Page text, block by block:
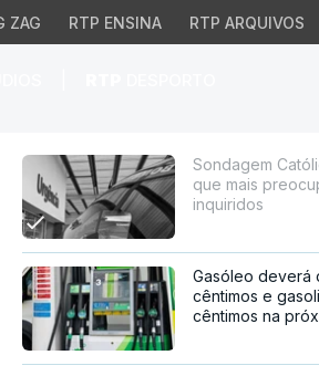
ZAG RTP ENSINA RTP ARQUIVOS
os
Sondagem
que mais
inquiridos
Gasóleo deverá
cêntimos e
cêntimos na